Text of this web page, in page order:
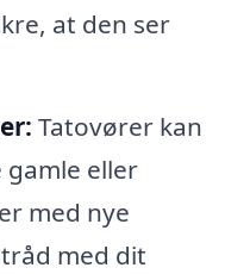
at den ser
Tatovører kan
eller
med nye
med dit